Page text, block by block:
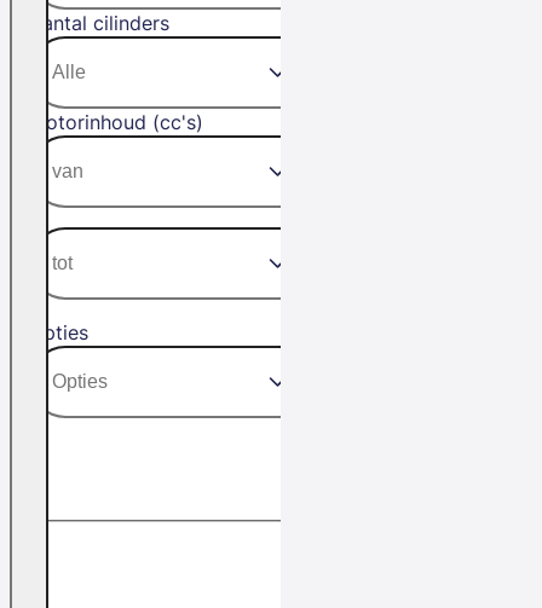
Aantal cilinders
Motorinhoud (cc's)
Opties